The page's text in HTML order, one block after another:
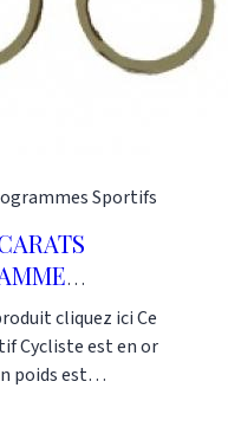
Sportifs
cliquez ici Ce
Cycliste est en or
poids est